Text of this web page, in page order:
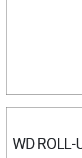
WD ROLL-